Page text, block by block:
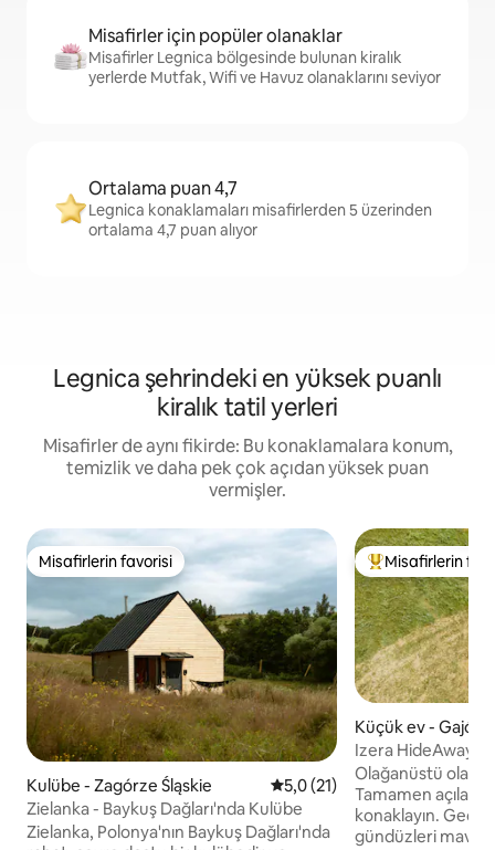
Misafirler için popüler olanaklar
Misafirler Legnica bölgesinde bulunan kiralık
yerlerde Mutfak, Wifi ve Havuz olanaklarını seviyor
Ortalama puan 4,7
Legnica konaklamaları misafirlerden 5 üzerinden
ortalama 4,7 puan alıyor
Legnica şehrindeki en yüksek puanlı
kiralık tatil yerleri
Misafirler de aynı fikirde: Bu konaklamalara konum,
temizlik ve daha pek çok açıdan yüksek puan
vermişler.
Misafirlerin favorisi
Misafirlerin favorisi
Kulübe - Zagórze Śląskie 5 üzerinden ortalama 5,0
5,0 (21)
Zielanka - Baykuş Dağları'nda Kulübe
Zielanka, Polonya'nın Baykuş Dağları'nda
Misafirlerin
Misafirlerin
Küçük ev -
Izera HideAway |
deneyim
Olağanüstü olanı
Tamamen açılan
konaklayın.
gündüzleri mavi